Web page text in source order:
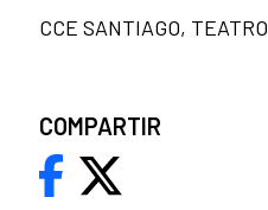
CCE SANTIAGO, TEATRO
COMPARTIR